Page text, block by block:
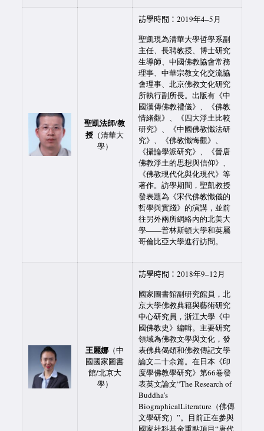
聖凱法師/教
授 （清華大
學）
訪學時間： 2019年4–5月
聖凱現為清華大學哲學系副
主任、長聘教授、博士研究
生導師、中國佛教協會常務
理事、中華宗教文化交流協
會理事、北京佛教文化研究
所執行副所長。出版有《中
國漢傳佛教禮儀》、《佛教
情緒觀》、《四大淨土比較
研究》、《中國佛教懺法研
究》、《佛教懺悔觀》、
《攝論學派研究》、《晉唐
佛教淨土的思想與信仰》、
《佛教現代化與化現代》等
著作。訪學期間，聖凱教授
發表題為《宋代佛教懺儀的
哲學與實踐》的演講，並前
往另外兩所網絡內的北美大
學——普林斯頓大學和英屬
哥倫比亞大學進行訪問。
王麗娜 （中
國國家圖書
館/北京大
學）
訪學時間： 2018年9–12月
國家圖書館副研究館員，北
京大學佛教典籍與藝術研究
中心研究員，浙江大學《中
國佛教史》編輯。主要研究
領域為佛教文學與文化，發
表佛典偈頌和佛教傳記文學
論文二十余篇。在日本《印
度學佛教學研究》第66卷發
表英文論文“The Research of
Buddha’s
BiographicalLiterature（佛傳
文學研究）”。目前正在參與
國家社科基金重點項目“唐代